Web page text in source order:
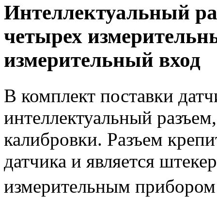
Интеллектуальный
четырех
измерительный вход
В комплект поставки
интеллектуальный
калибровки. Разъем
датчика и является
измерительным